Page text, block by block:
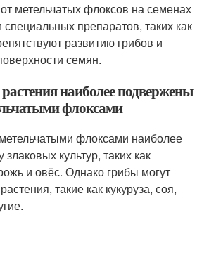
метельчатых флоксов на семенах
препаратов, таких как
развитию грибов и
семян.
наиболее подвержены
флоксами
флоксами наиболее
злаковых культур, таких как
и овёс. Однако грибы могут
такие как кукуруза, соя,